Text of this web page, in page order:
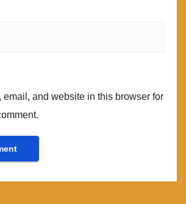
email, and website in this browser for